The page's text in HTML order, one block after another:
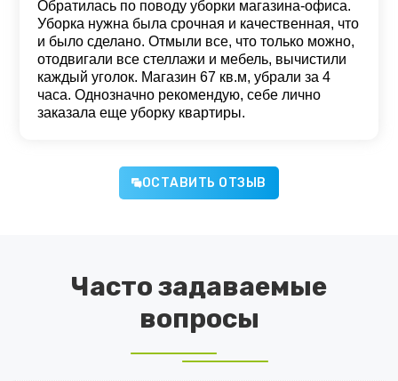
Обратилась по поводу уборки магазина-офиса.
Уборка нужна была срочная и качественная, что
и было сделано. Отмыли все, что только можно,
отодвигали все стеллажи и мебель, вычистили
каждый уголок. Магазин 67 кв.м, убрали за 4
часа. Однозначно рекомендую, себе лично
заказала еще уборку квартиры.
ОСТАВИТЬ ОТЗЫВ
Часто задаваемые
вопросы